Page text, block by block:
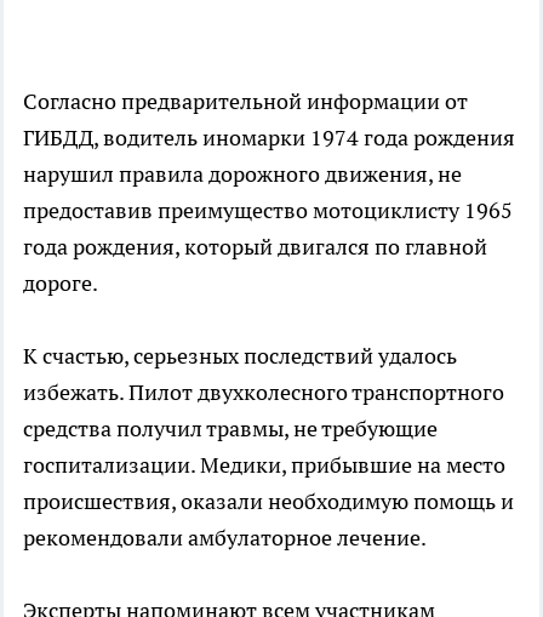
Согласно предварительной информации от
ГИБДД, водитель иномарки 1974 года рождения
нарушил правила дорожного движения, не
предоставив преимущество мотоциклисту 1965
года рождения, который двигался по главной
дороге.
К счастью, серьезных последствий удалось
избежать. Пилот двухколесного транспортного
средства получил травмы, не требующие
госпитализации. Медики, прибывшие на место
происшествия, оказали необходимую помощь и
рекомендовали амбулаторное лечение.
Эксперты напоминают всем участникам